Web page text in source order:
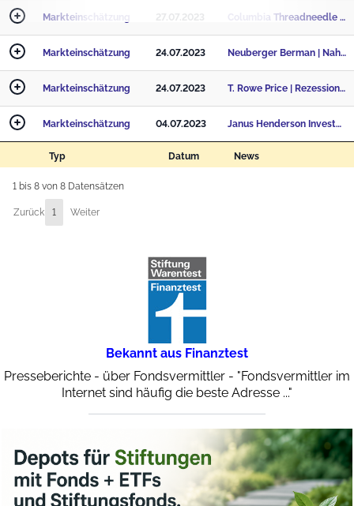
Markteinschätzung 27.07.2023 Columbia Threadneedle Investments | EZB-Meeting: „Ende der Zinserhöhungen in Sicht?“
Markteinschätzung 24.07.2023 Neuberger Berman | Nahender Zinspeak – der Horizont für Anleiheinvestoren klart auf!
Markteinschätzung 24.07.2023 T. Rowe Price | Rezessionsgetriebene Einkaufsmanagerindizes werden die EZB nicht von einer Zinserhö
Markteinschätzung 04.07.2023 Janus Henderson Investors: Gesundheitswesen: Innovative Abwehr
Typ Datum News
1 bis 8 von 8 Datensätzen
Zurück 1 Weiter
Bekannt aus Finanztest
Presseberichte - über Fondsvermittler - "Fondsvermittler im
Internet sind häufig die beste Adresse ..."